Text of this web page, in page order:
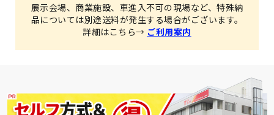
展示会場、商業施設、車進入不可の現場など、特殊納
品については別途送料が発生する場合がございます。
詳細はこちら→ ご利用案内